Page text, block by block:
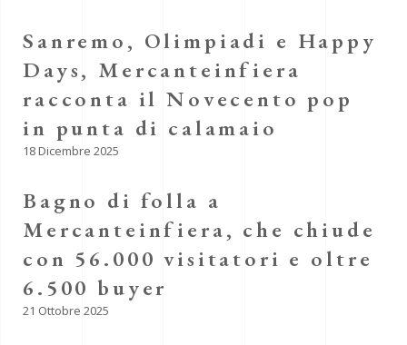
Sanremo, Olimpiadi e Happy
Days, Mercanteinfiera
racconta il Novecento pop
in punta di calamaio
18 Dicembre 2025
Bagno di folla a
Mercanteinfiera, che chiude
con 56.000 visitatori e oltre
6.500 buyer
21 Ottobre 2025